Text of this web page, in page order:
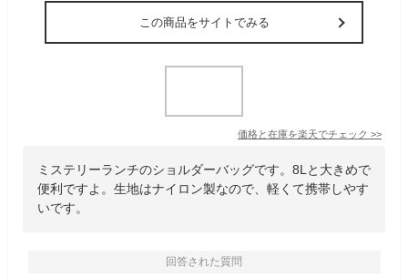
この商品をサイトでみる
価格と在庫を楽天でチェック >>
ミステリーランチのショルダーバッグです。8Lと大きめで
便利ですよ。生地はナイロン製なので、軽くて携帯しやす
いです。
回答された質問